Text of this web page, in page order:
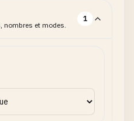
nombres et modes.
1